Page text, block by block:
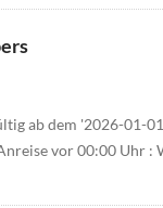
ab dem '2026-01-
vor 00:00 Uhr